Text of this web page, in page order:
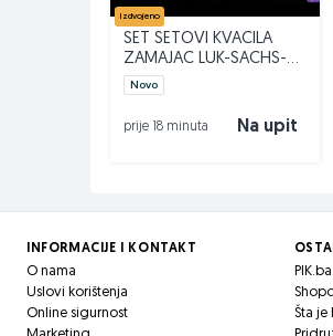
Izdvojeno
SET SETOVI KVACILA
ZAMAJAC LUK-SACHS-
VALEO AUTODOM
Novo
Na upit
prije 18 minuta
INFORMACIJE I KONTAKT
O nama
Uslovi korištenja
Online sigurnost
Šta je